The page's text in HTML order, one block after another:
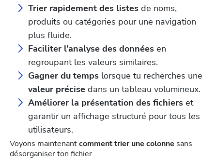
Trier rapidement des listes de noms,
produits ou catégories pour une navigation
plus fluide.
Faciliter l’analyse des données en
regroupant les valeurs similaires.
Gagner du temps lorsque tu recherches une
valeur précise dans un tableau volumineux.
Améliorer la présentation des fichiers et
garantir un affichage structuré pour tous les
utilisateurs.
Voyons maintenantcomment trier une colonne sans
désorganiser ton fichier.